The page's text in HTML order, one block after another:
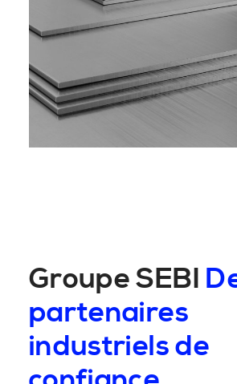
Groupe SEBI
partenaires
industriels de